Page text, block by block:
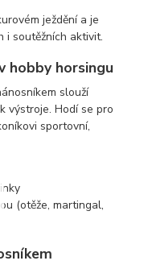
ježdění a je
i soutěžních aktivit.
hobby horsingu
slouží
výstroje. Hodí se pro
sportovní,
(otěže, martingal,